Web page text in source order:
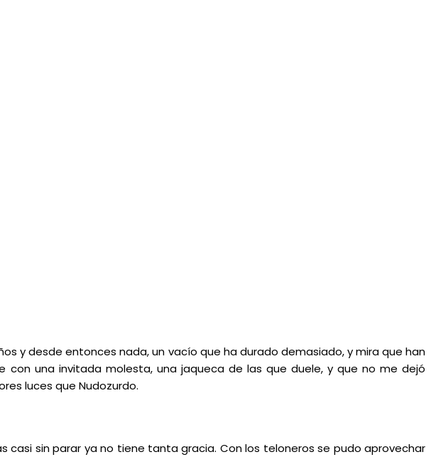
y desde entonces nada, un vacío que ha durado demasiado, y mira que han
una invitada molesta, una jaqueca de las que duele, y que no me dejó
luces que Nudozurdo.
sin parar ya no tiene tanta gracia. Con los teloneros se pudo aprovechar